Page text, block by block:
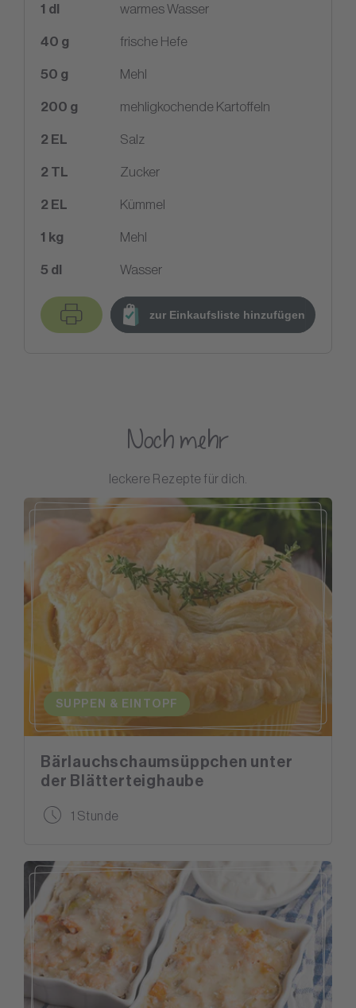
1 dl warmes Wasser
40 g frische Hefe
50 g Mehl
200 g mehligkochende Kartoffeln
2 EL Salz
2 TL Zucker
2 EL Kümmel
1 kg Mehl
5 dl Wasser
zur Einkaufsliste hinzufügen
Noch mehr
leckere Rezepte für dich.
SUPPEN & EINTOPF
Bärlauchschaumsüppchen unter
der Blätterteighaube
1 Stunde